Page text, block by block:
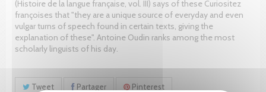
(Histoire de la langue française, vol. III) says of these Curiositez
françoises that "they are a unique source of everyday and even
vulgar turns of speech found in certain texts, giving the
explanation of these". Antoine Oudin ranks among the most
scholarly linguists of his day.
Tweet Partager Pinterest